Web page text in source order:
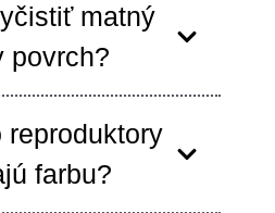
matný
povrch?
reproduktory
farbu?